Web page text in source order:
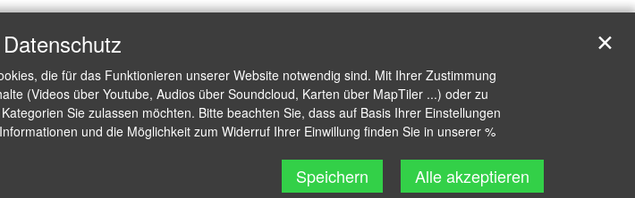
die für das Funktionieren unserer Website notwendig sind. Mit Ihrer Zustimmung
(Videos über Youtube, Audios über Soundcloud, Karten über MapTiler ...) oder zu
Sie zulassen möchten. Bitte beachten Sie, dass auf Basis Ihrer Einstellungen
und die Möglichkeit zum Widerruf Ihrer Einwillung finden Sie in unserer %
Speichern Alle akzeptieren
✕